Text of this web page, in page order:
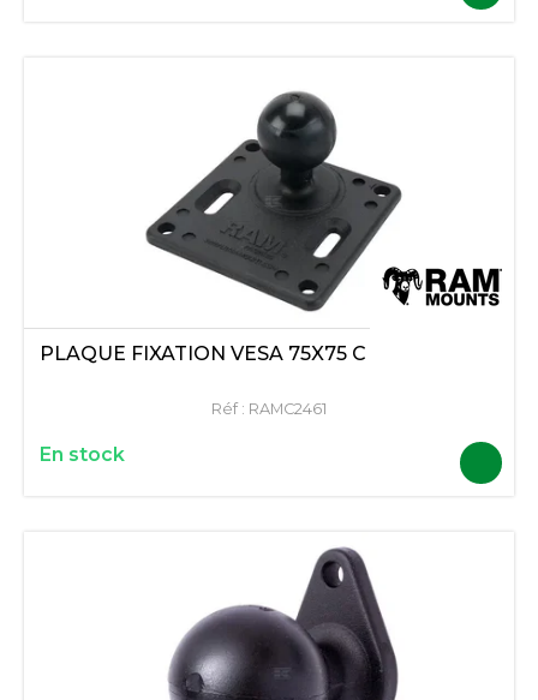
PLAQUE FIXATION VESA 75X75 C
Réf : RAMC2461
En stock